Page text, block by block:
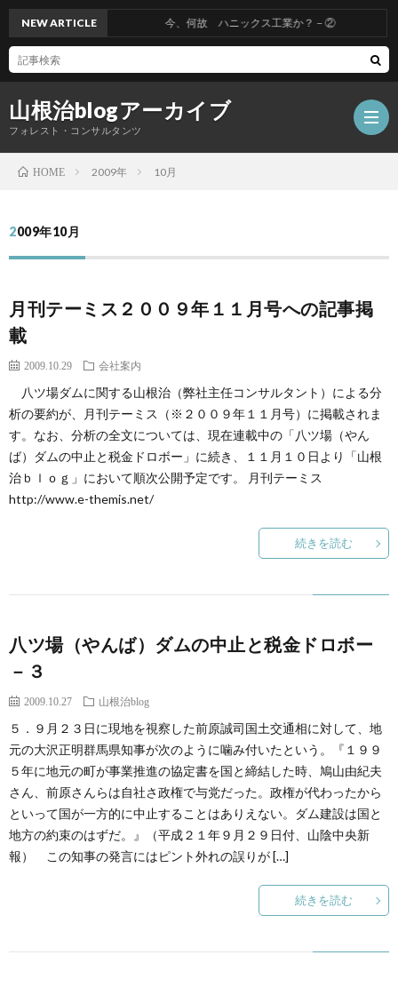
山根治blogアーカイブ
フォレスト・コンサルタンツ
冤
罪
創
る
山
治
blog
社
案
NEW ARTICLE 今、何故 ハニックス工業か？－②
HOME 2009年 10月
2009年10月
月刊テーミス２００９年１１月号への記事掲
載
2009.10.29 会社案内
八ツ場ダムに関する山根治（弊社主任コンサルタント）による分
析の要約が、月刊テーミス（※２００９年１１月号）に掲載されま
す。なお、分析の全文については、現在連載中の「八ツ場（やん
ば）ダムの中止と税金ドロボー」に続き、１１月１０日より「山根
治ｂｌｏｇ」において順次公開予定です。 月刊テーミス
http://www.e-themis.net/
続きを読む
八ツ場（やんば）ダムの中止と税金ドロボー
－３
2009.10.27 山根治blog
５．９月２３日に現地を視察した前原誠司国土交通相に対して、地
元の大沢正明群馬県知事が次のように噛み付いたという。『１９９
５年に地元の町が事業推進の協定書を国と締結した時、鳩山由紀夫
さん、前原さんらは自社さ政権で与党だった。政権が代わったから
といって国が一方的に中止することはありえない。ダム建設は国と
地方の約束のはずだ。』（平成２１年９月２９日付、山陰中央新
報） この知事の発言にはピント外れの誤りが […]
続きを読む